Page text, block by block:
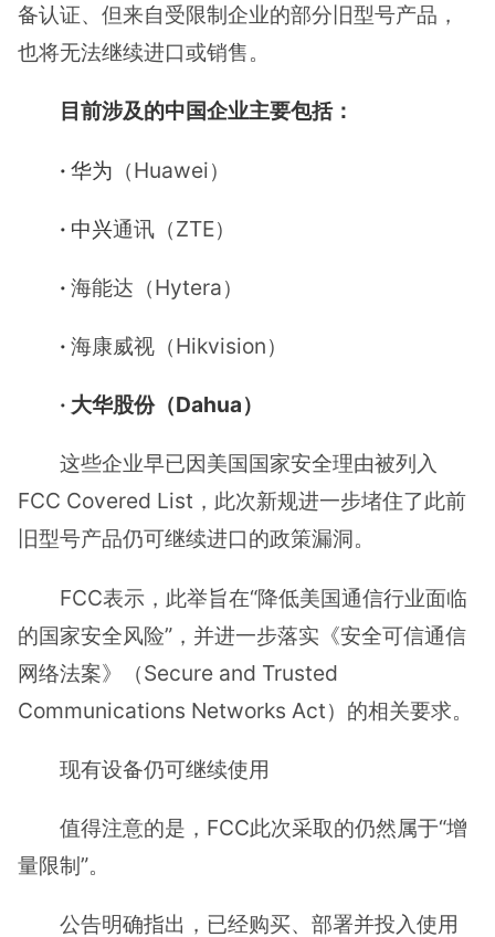
备认证、但来自受限制企业的部分旧型号产品，
也将无法继续进口或销售。
目前涉及的中国企业主要包括：
·华为 （Huawei）
· 中兴通讯（ZTE）
·海能达（Hytera）
·海康威视（Hikvision）
· 大华股份（Dahua）
这些企业早已因美国国家安全理由被列入
FCC Covered List，此次新规进一步堵住了此前
旧型号产品仍可继续进口的政策漏洞。
FCC表示，此举旨在“降低美国通信行业面临
的国家安全风险”，并进一步落实《安全可信通信
网络法案》（Secure and Trusted
Communications Networks Act）的相关要求。
现有设备仍可继续使用
值得注意的是，FCC此次采取的仍然属于“增
量限制”。
公告明确指出，已经购买、部署并投入使用